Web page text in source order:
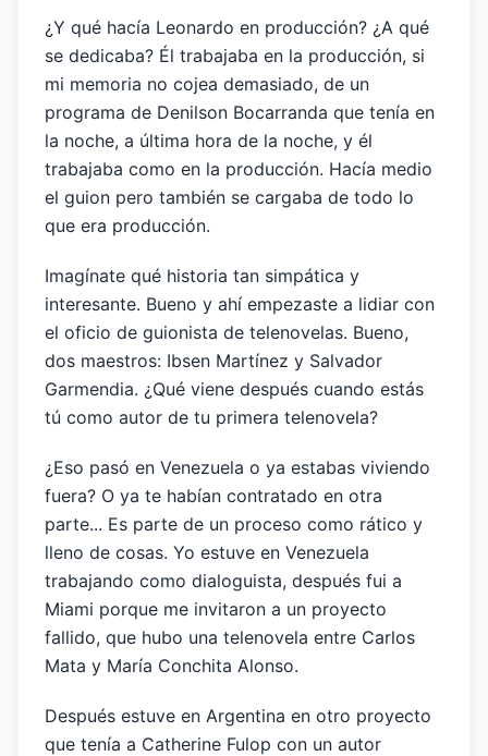
¿Y qué hacía Leonardo en producción? ¿A qué
se dedicaba? Él trabajaba en la producción, si
mi memoria no cojea demasiado, de un
programa de Denilson Bocarranda que tenía en
la noche, a última hora de la noche, y él
trabajaba como en la producción. Hacía medio
el guion pero también se cargaba de todo lo
que era producción.
Imagínate qué historia tan simpática y
interesante. Bueno y ahí empezaste a lidiar con
el oficio de guionista de telenovelas. Bueno,
dos maestros: Ibsen Martínez y Salvador
Garmendia. ¿Qué viene después cuando estás
tú como autor de tu primera telenovela?
¿Eso pasó en Venezuela o ya estabas viviendo
fuera? O ya te habían contratado en otra
parte... Es parte de un proceso como rático y
lleno de cosas. Yo estuve en Venezuela
trabajando como dialoguista, después fui a
Miami porque me invitaron a un proyecto
fallido, que hubo una telenovela entre Carlos
Mata y María Conchita Alonso.
Después estuve en Argentina en otro proyecto
que tenía a Catherine Fulop con un autor